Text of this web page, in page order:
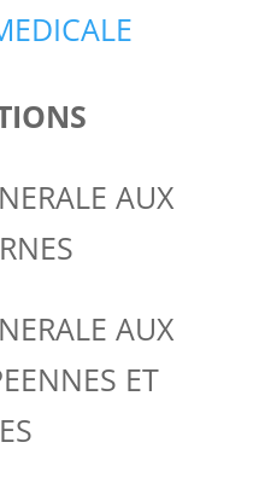
AUX
AUX
ET